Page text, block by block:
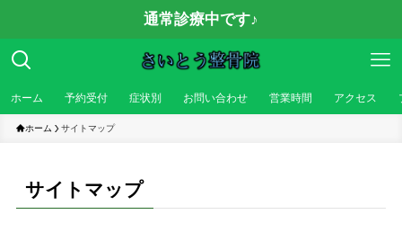
通常診療中です♪
ホーム 予約受付 症状別 お問い合わせ 営業時間 アクセス
ホーム サイトマップ
サイトマップ